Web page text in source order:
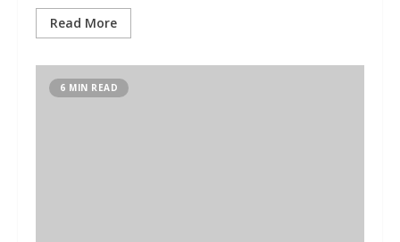
Read More
6 MIN READ